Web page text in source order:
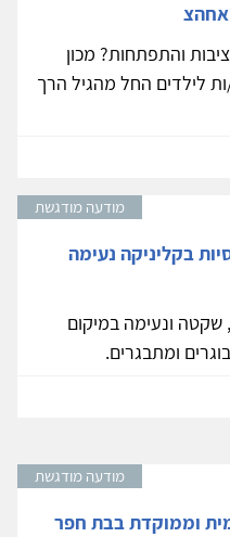
והתפתחות? מכון
לילדים החל מהגיל הרך
מודעה מודגשת
בקליניקה נעימה
שקטה ונעימה במיקום
ומתבגרים.
מודעה מודגשת
וממוקדת בבת חפר